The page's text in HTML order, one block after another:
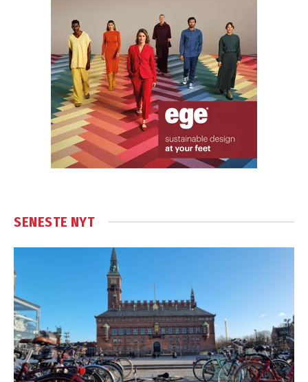
SENESTE NYT